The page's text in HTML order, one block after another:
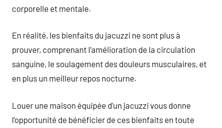
corporelle et mentale.
En réalité, les bienfaits du jacuzzi ne sont plus à
prouver, comprenant l’amélioration de la circulation
sanguine, le soulagement des douleurs musculaires, et
en plus un meilleur repos nocturne.
Louer une maison équipée d’un jacuzzi vous donne
l’opportunité de bénéficier de ces bienfaits en toute